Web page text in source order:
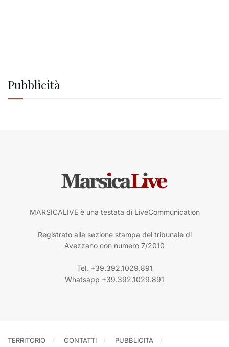
Pubblicità
MARSICALIVE è una testata di LiveCommunication
Registrato alla sezione stampa del tribunale di
Avezzano con numero 7/2010
Tel. +39.392.1029.891
Whatsapp +39.392.1029.891
TERRITORIO CONTATTI PUBBLICITÀ